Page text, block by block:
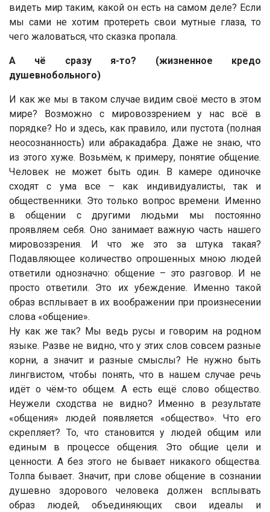
видеть мир таким, какой он есть на самом деле? Если
мы сами не хотим протереть свои мутные глаза, то
чего жаловаться, что сказка пропала.
А чё сразу я-то? (жизненное кредо
душевнобольного)
И как же мы в таком случае видим своё место в этом
мире? Возможно с мировоззрением у нас всё в
порядке? Но и здесь, как правило, или пустота (полная
неосознанность) или абракадабра. Даже не знаю, что
из этого хуже. Возьмём, к примеру, понятие общение.
Человек не может быть один. В камере одиночке
сходят с ума все – как индивидуалисты, так и
общественники. Это только вопрос времени. Именно
в общении с другими людьми мы постоянно
проявляем себя. Оно занимает важную часть нашего
мировоззрения. И что же это за штука такая?
Подавляющее количество опрошенных мною людей
ответили однозначно: общение – это разговор. И не
просто ответили. Это их убеждение. Именно такой
образ всплывает в их воображении при произнесении
слова «общение».
Ну как же так? Мы ведь русы и говорим на родном
языке. Разве не видно, что у этих слов совсем разные
корни, а значит и разные смыслы? Не нужно быть
лингвистом, чтобы понять, что в нашем случае речь
идёт о чём-то общем. А есть ещё слово общество.
Неужели сходства не видно? Именно в результате
«общения» людей появляется «общество». Что его
скрепляет? То, что становится у людей общим или
единым в процессе общения. Это общие цели и
ценности. А без этого не бывает никакого общества.
Толпа бывает. Значит, при слове общение в сознании
душевно здорового человека должен всплывать
образ людей, объединяющих свои идеалы и